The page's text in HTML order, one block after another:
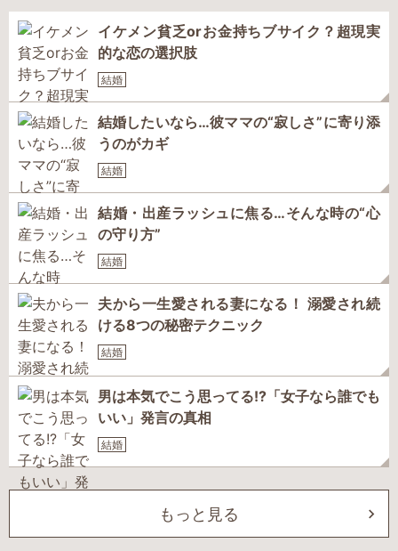
イケメン貧乏orお金持ちブサイク？超現実
的な恋の選択肢
結婚
結婚したいなら…彼ママの“寂しさ”に寄り添
うのがカギ
結婚
結婚・出産ラッシュに焦る…そんな時の“心
の守り方”
結婚
夫から一生愛される妻になる！ 溺愛され続
ける8つの秘密テクニック
結婚
男は本気でこう思ってる!?「女子なら誰でも
いい」発言の真相
結婚
もっと見る